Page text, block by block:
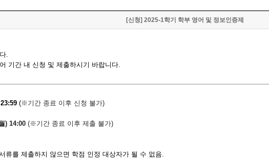
[신청] 2025-1학기 학부 영어 및 정보인증제
.
기간 내 신청 및 제출하시기 바랍니다.
(※ 기간 종료 이후 신청 불가)
) 14:00 (※ 기간 종료 이후 제출 불가)
류를 제출하지 않으면 학점 인정 대상자가 될 수 없음.